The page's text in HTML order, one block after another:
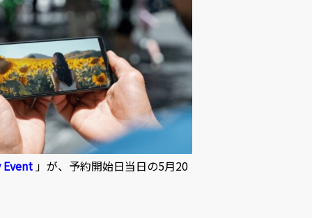
Event」が、予約開始日当日の5月20